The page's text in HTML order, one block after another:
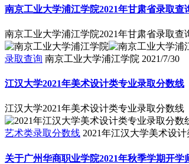
南京工业大学浦江学院2021年甘肃省录取查
南京工业大学浦江学院2021年甘肃省录取查
录取查询 南京工业大学浦江学院 2021/7/30
江汉大学2021年美术设计类专业录取分数线
江汉大学2021年美术设计类专业录取分数线
艺术类录取分数线 2021年江汉大学美术设
关于广州华商职业学院2021年秋季学期开